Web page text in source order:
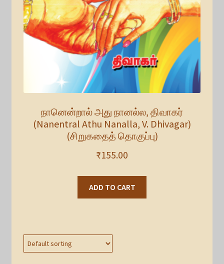
நானென்றால் அது நானல்ல, திவாகர்
(Nanentral Athu Nanalla, V. Dhivagar)
(சிறுகதைத் தொகுப்பு)
₹155.00
ADD TO CART